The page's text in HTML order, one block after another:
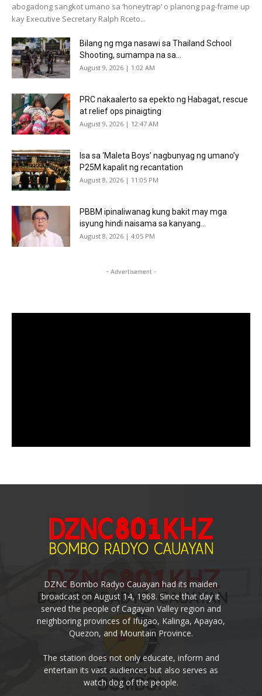
abogadong sangkot umano sa ‘honeytrap’ o planong pag-frame up
kay Executive Secretary Ralph Rceto...
Bilang ng mga nasawi sa Thailand School
Shooting, sumampa na sa...
August 9, 2026 | 1:02 AM
PRC nakaalerto sa epekto ng Habagat, rescue
at relief ops pinaigting
August 9, 2026 | 12:47 AM
Isa sa ‘Maleta Boys’ nagbunyag ng umano’y
P25M kapalit ng recantation
August 8, 2026 | 11:05 PM
PBBM ipinaliwanag kung bakit may mga
isyung hindi naisama sa kanyang...
August 8, 2026 | 4:05 PM
- Advertisement -
DZNC Bombo Radyo Cauayan had its maiden
broadcast on August 14, 1968. Since that day it
served the people of Cagayan Valley region and
neighboring provinces of Ifugao, Kalinga, Apayao,
Quezon, and Mountain Province.
The station does not only educate, inform and
entertain its vast audiences but also serves as
watch dog of the people.